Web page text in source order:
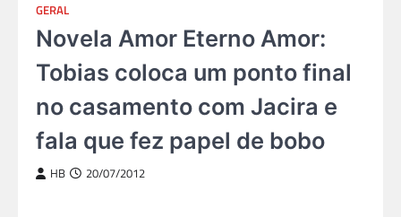
GERAL
Novela Amor Eterno Amor:
Tobias coloca um ponto final
no casamento com Jacira e
fala que fez papel de bobo
HB 20/07/2012